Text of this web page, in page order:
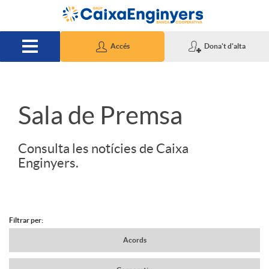
Salta al contingut principal
Accés Dona't d'alta
S
d
Sala de Premsa
Consulta les notícies de Caixa
Enginyers.
N
Filtrar per:
Acords